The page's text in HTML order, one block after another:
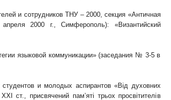
и сотрудников ТНУ – 2000, секция «Античная
2000 г., Симферополь): «Византийский
языковой коммуникации» (заседания № 3-5 в
студентов и молодых аспирантов«Від духовних
ст., присвячений пам’яті трьох просвітителів